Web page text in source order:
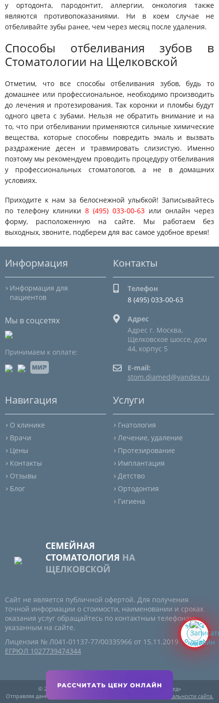
у ортодонта, пародонтит, аллергии, онкология также
являются противопоказаниями. Ни в коем случае не
отбеливайте зубы ранее, чем через месяц после удаления.
Способы отбеливания зубов в
Cтоматологии на Щелковской
Отметим, что все способы отбеливания зубов, будь то
домашнее или профессиональное, необходимо производить
до лечения и протезирования. Так коронки и пломбы будут
одного цвета с зубами. Нельзя не обратить внимание и на
то, что при отбеливании применяются сильные химические
вещества, которые способны повредить эмаль и вызвать
раздражение десен и травмировать слизистую. Именно
поэтому мы рекомендуем проводить процедуру отбеливания
у профессиональных стоматологов, а не в домашних
условиях.
Приходите к нам за белоснежной улыбкой! Записывайтесь
по телефону клиники 8 (495) 033-00-63 или онлайн через
форму, расположенную на сайте. Мы работаем без
выходных, звоните, подберем для вас самое удобное время!
СЕМЕЙНАЯ
СТОМАТОЛОГИЯ НА
ЩЕЛКОВСКОЙ
Сайт не является публичной офертой. Для получения
точной информации о стоимости, наименовании и сроках
оказания услуг обращайтесь по контактным телефонам,
указанным на сайте.
Лицензия № Л041-01137-77/00335966 от 15.11.2019
ЕГРЮЛ 1027739474344
Навигация
О клинике
Врачи
Цены
Контакты
Отзывы
Блог
Услуги
Гнатология
Лечение, удаление
Протезирование
Имплантация
Детство
Ортодонтия
Гигиена
Информация
Информация для
пациентов
Мы в соцсетях
Принимаем к оплате:
Контакты
Телефон
8 (495) 033-00-63
Адрес
Адрес г. Москва,
Щелковское шоссе, дом
44, корпус 5
E-mail:
stom.diamed@yandex.ru
© 2001 - 2026, Стоматология на Щелковской «Диамед»
Отправляя данные, вы соглашаетесь с
Политикой конфиденциальности сайта.
ЗАПИСЬ
ОНЛАЙН